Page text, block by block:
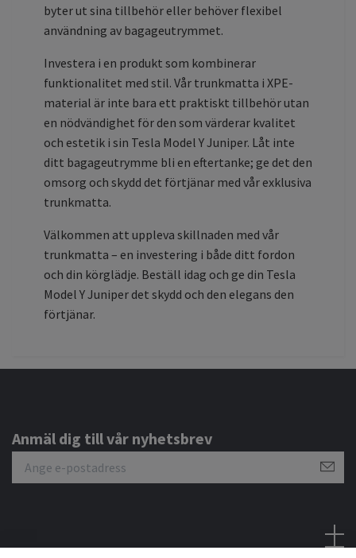
byter ut sina tillbehör eller behöver flexibel
användning av bagageutrymmet.
Investera i en produkt som kombinerar
funktionalitet med stil. Vår trunkmatta i XPE-
material är inte bara ett praktiskt tillbehör utan
en nödvändighet för den som värderar kvalitet
och estetik i sin Tesla Model Y Juniper. Låt inte
ditt bagageutrymme bli en eftertanke; ge det den
omsorg och skydd det förtjänar med vår exklusiva
trunkmatta.
Välkommen att uppleva skillnaden med vår
trunkmatta – en investering i både ditt fordon
och din körglädje. Beställ idag och ge din Tesla
Model Y Juniper det skydd och den elegans den
förtjänar.
Anmäl dig till vår nyhetsbrev